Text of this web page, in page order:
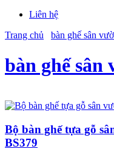
Liên hệ
Trang chủ
bàn ghế sân
bàn ghế sân
Bộ bàn ghế tựa gỗ
BS379